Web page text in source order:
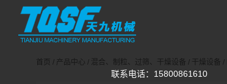
联系电话：15800861610
首页 / 产品中心 / 混合、制粒、过筛、干燥设备 / 干燥设备 /